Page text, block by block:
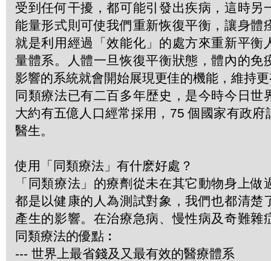
受到任何干擾，都可能引發出疾病，這時另
能量形式則可使我們重新恢復平衡，讓身體
就是利用經過「效能化」的處方來重新平衡
量體系。人體一旦恢復平衡狀態，體內的免
影響的系統就會開始展現更佳的機能，維持
同類療法已有二百多年歴史，是今時今日世
大約有五億人口經常採用，75 個國家有政府
醫生。
使用「同類療法」有什麽好處？
「同類療法」的療劑從未在其它動物身上做
都是以健康的人為測試對象，我們也都清楚
產生的影響。在治療急病、慢性病及奇難雜
同類療法的優點︰
--- 世界上最省錢及又最有效的醫療體系